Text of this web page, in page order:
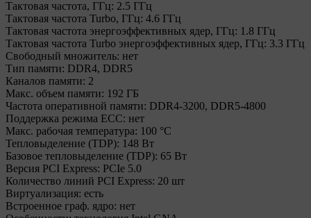
Тактовая частота, ГГц: 2.5 ГГц
Тактовая частота Turbo, ГГц: 4.6 ГГц
Тактовая частота энергоэффективных ядер, ГГц: 1.8 ГГц
Тактовая частота Turbo энергоэффективных ядер, ГГц: 3.3 ГГц
Свободный множитель: нет
Тип памяти: DDR4, DDR5
Каналов памяти: 2
Макс. объем памяти: 192 ГБ
Частота оперативной памяти: DDR4-3200, DDR5-4800
Поддержка режима ECC: нет
Макс. рабочая температура: 100 °C
Тепловыделение (TDP): 148 Вт
Базовое тепловыделение (TDP): 65 Вт
Версия PCI Express: PCIe 5.0
Количество линий PCI Express: 20 шт
Виртуализация: есть
Встроенное граф. ядро: нет